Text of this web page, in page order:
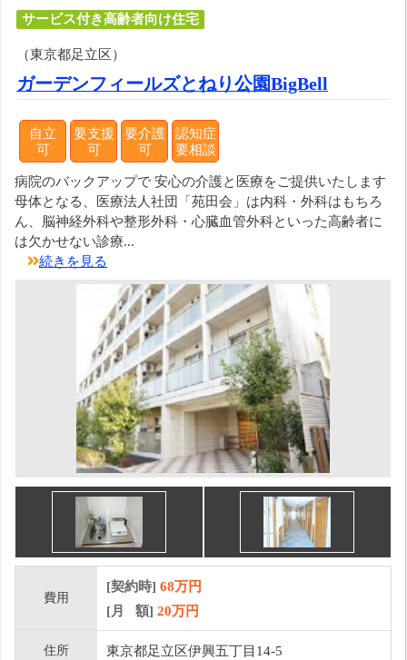
サービス付き高齢者向け住宅
（東京都足立区）
ガーデンフィールズとねり公園BigBell
自立
可
要支援
可
要介護
可
認知症
要相談
病院のバックアップで 安心の介護と医療をご提供いたします
母体となる、医療法人社団「苑田会」は内科・外科はもちろ
ん、脳神経外科や整形外科・心臓血管外科といった高齢者に
は欠かせない診療...
続きを見る
費用
[契約時] 68万円
[月 額] 20万円
住所 東京都足立区伊興五丁目14-5